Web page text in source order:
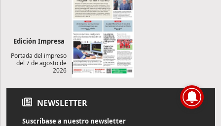
Edición Impresa
Portada del impreso
del 7 de agosto de
2026
NEWSLETTER
Suscríbase a nuestro newsletter